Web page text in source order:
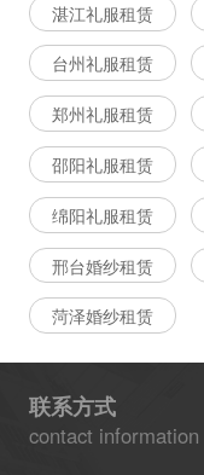
湛江礼服租赁
台州礼服租赁
郑州礼服租赁
邵阳礼服租赁
绵阳礼服租赁
邢台婚纱租赁
菏泽婚纱租赁
联系方式
contact information